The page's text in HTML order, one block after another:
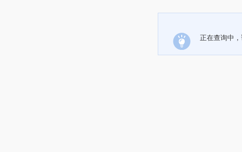
正在查询中